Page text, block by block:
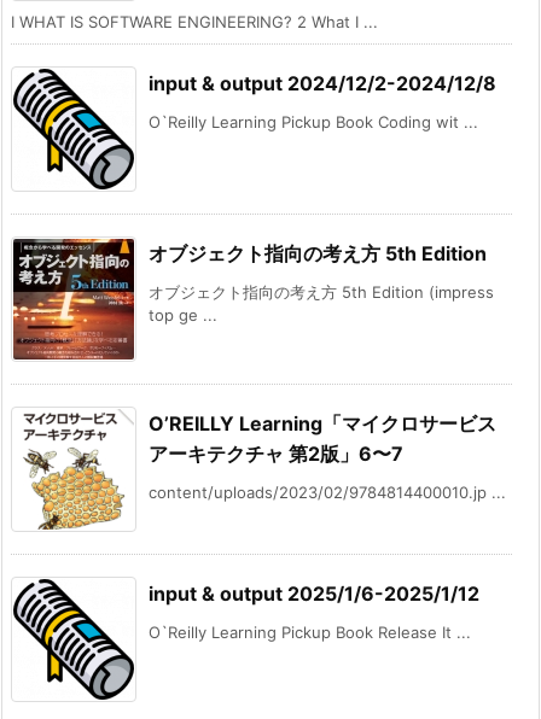
I WHAT IS SOFTWARE ENGINEERING? 2 What I ...
input & output 2024/12/2-2024/12/8
O`Reilly Learning Pickup Book Coding wit ...
オブジェクト指向の考え方 5th Edition
オブジェクト指向の考え方 5th Edition (impress
top ge ...
O’REILLY Learning「マイクロサービス
アーキテクチャ 第2版」6〜7
content/uploads/2023/02/9784814400010.jp ...
input & output 2025/1/6-2025/1/12
O`Reilly Learning Pickup Book Release It ...